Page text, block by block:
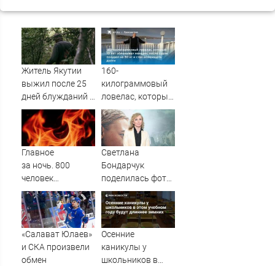
Житель Якутии
выжил после 25
дней блужданий в
тайге
160-
килограммовый
ловелас, который
10 лет
обманывал
женщин, после
судов похудел на
30 кг и стал
Главное
за ночь. 800
человек
эвакуировали
после пожара на
Wildberries, США
рассекретили
документы об
НЛО
Светлана
Бондарчук
поделилась фото
из круиза вместе
с сыном
«Салават Юлаев»
и СКА произвели
обмен
Осенние
каникулы у
школьников в